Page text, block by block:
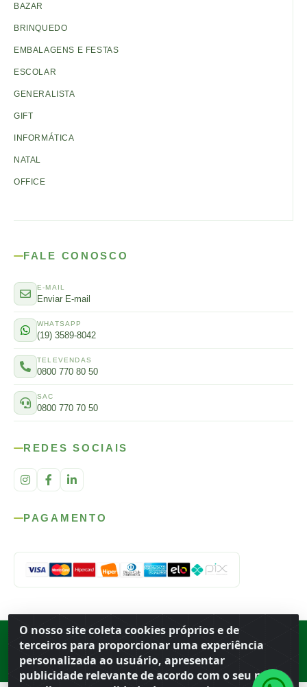
O nosso site coleta cookies próprios e de
terceiros para proporcionar uma experiência
personalizada ao usuário, apresentar
publicidade relevante de acordo com o seu perfil
BAZAR
BRINQUEDO
EMBALAGENS E FESTAS
ESCOLAR
GENERALISTA
GIFT
INFORMÁTICA
NATAL
OFFICE
FALE CONOSCO
E-MAIL
Enviar E-mail
WHATSAPP
(19) 3589-8042
TELEVENDAS
0800 770 80 50
SAC
0800 770 70 50
REDES SOCIAIS
PAGAMENTO
Porto Ferreira ·BR
13.669-899· CNPJ 56.679.863/0001-91
© 2026 Atacado Ideal